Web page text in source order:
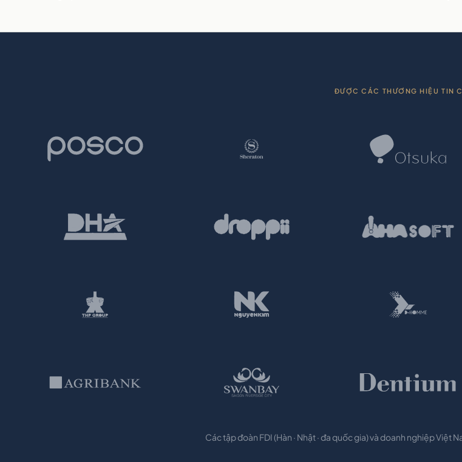
ĐƯỢC CÁC THƯƠNG HIỆU TIN
Các tập đoàn FDI (Hàn · Nhật · đa quốc gia) và doanh nghiệp Việt